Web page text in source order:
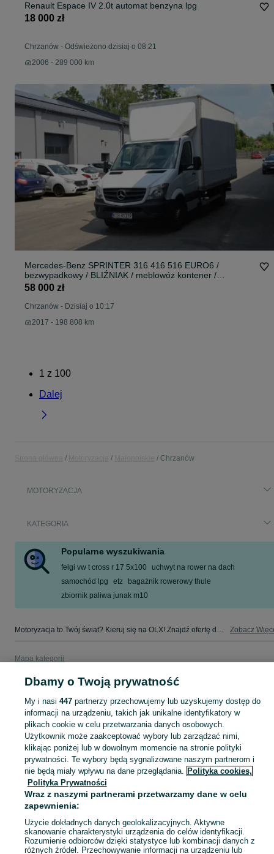
Renault Espace IV 2.0t automat benzyna lpg
18 000 zł
Chrzanów - Odświeżono dzisiaj o 08:21
2006 - 289 000 km
Mercedes-Benz SPRINTER 316 416 516 EURO6 /
bezwypadkowy / BLIŹNIAK / meblowóz kontener /
ZADBANY
58 000 zł
Chrzanów - Dzisiaj o 10:17
2017 - 198 808 km
1 z 100
Dalej
Chrzanów
MOTORYZACJA
KATEGORIA
Popularne wyszukiwania
felgi vw t cross r 17 5x100
uchwyt na rower na dach
samochód lpg
etz
bagażnik rowerowy thule
zbiornik paliwa junak m10
Motoryzacja to Twój świat? Kieruj się na OLX! Znajdź ofertę dla siebie w kategorii Motoryzacja na OLX - Chrzanów i okolice! Zobacz
Mapa kategorii
Mapa ministron
Popularne wyszukiwania
Dbamy o Twoją prywatność
My i nasi 447partnerzy przechowujemy lub uzyskujemy dostęp do
informacji na urządzeniu, takich jak unikalne identyfikatory w
plikach cookie w celu przetwarzania danych osobowych.
Użytkownik może zaakceptować wybory lub zarządzać nimi,
klikając poniżej lub w dowolnym momencie na stronie polityki
prywatności. Te wybory będą sygnalizowane naszym partnerom i
nie będą miały wpływu na dane przeglądania. Polityka cookies,
Polityka Prywatności
Wraz z naszymi partnerami przetwarzamy dane w celu
zapewnienia:
Użycie dokładnych danych geolokalizacyjnych. Aktywne
skanowanie charakterystyki urządzenia do celów identyfikacji.
Rozumienie odbiorców dzięki statystyce lub kombinacji danych z
różnych źródeł. Przechowywanie informacji na urządzeniu lub